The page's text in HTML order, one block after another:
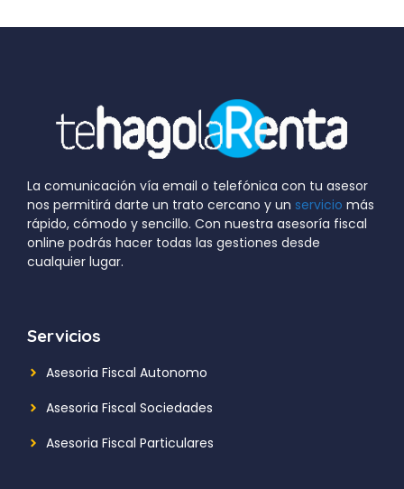
La comunicación vía email o telefónica con tu asesor
nos permitirá darte un trato cercano y un servicio más
rápido, cómodo y sencillo. Con nuestra asesoría fiscal
online podrás hacer todas las gestiones desde
cualquier lugar.
Servicios
Asesoria Fiscal Autonomo
Asesoria Fiscal Sociedades
Asesoria Fiscal Particulares